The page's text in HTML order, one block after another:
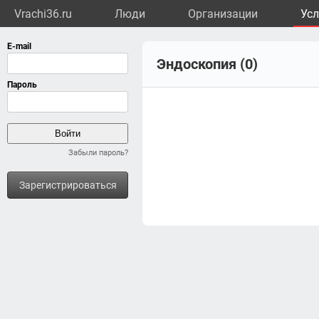
Vrachi36.ru Люди Организации
Забыли пароль?
Зарегистрироваться
Эндоскопия (0)